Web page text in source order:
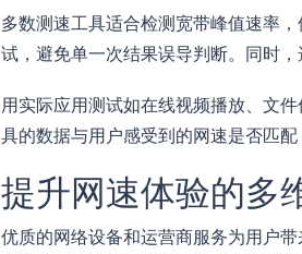
多数测速工具适合检测宽带峰值速率
试，避免单一次结果误导判断。同时
用实际应用测试如在线视频播放、文
具的数据与用户感受到的网速是否匹
提升网速体验的多
优质的网络设备和运营商服务为用户